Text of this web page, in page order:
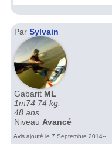
Par Sylvain
Gabarit ML
1m74 74 kg.
48 ans
Niveau Avancé
Avis ajouté le 7 Septembre 2014--